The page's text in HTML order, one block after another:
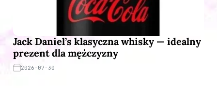
Jack Daniel’s klasyczna whisky — idealny
prezent dla mężczyzny
2026-07-30